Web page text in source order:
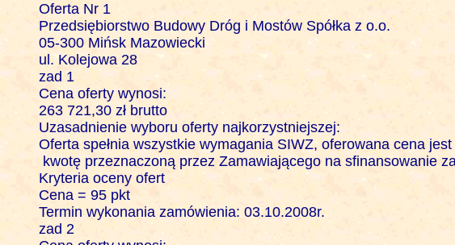
Oferta Nr 1
Przedsiębiorstwo Budowy Dróg i Mostów Spółka z o.o.
05-300 Mińsk Mazowiecki
ul. Kolejowa 28
zad 1
Cena oferty wynosi:
263 721,30 zł brutto
Uzasadnienie wyboru oferty najkorzystniejszej:
Oferta spełnia wszystkie wymagania SIWZ, oferowana cena
kwotę przeznaczoną przez Zamawiającego na sfinansowanie
Kryteria oceny ofert
Cena = 95 pkt
Termin wykonania zamówienia: 03.10.2008r.
zad 2